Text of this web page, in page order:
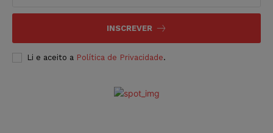
INSCREVER
Li e aceito a Política de Privacidade.